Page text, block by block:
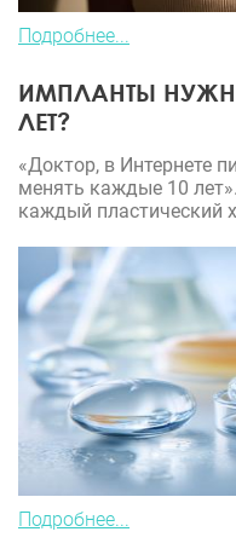
Подробнее...
ИМПЛАНТЫ
ЛЕТ?
«Доктор, в Интернете
менять каждые 10
каждый пластический
Подробнее...